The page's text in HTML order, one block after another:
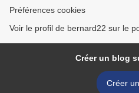
Préférences cookies
Voir le profil de bernard22 sur le
Créer un blog
Créer